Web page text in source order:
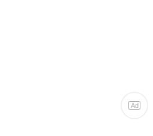
Ad